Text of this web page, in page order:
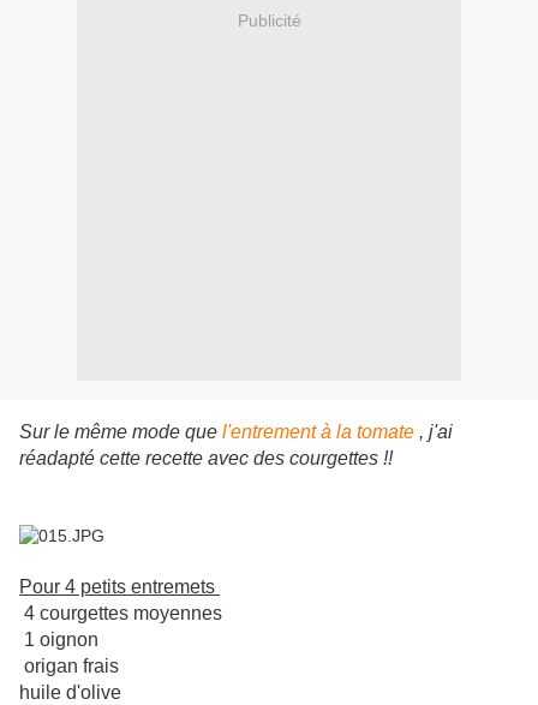
Publicité
Sur le même mode que l'entrement à la tomate , j'ai
réadapté cette recette avec des courgettes !!
Pour 4 petits entremets
4 courgettes moyennes
1 oignon
origan frais
huile d'olive